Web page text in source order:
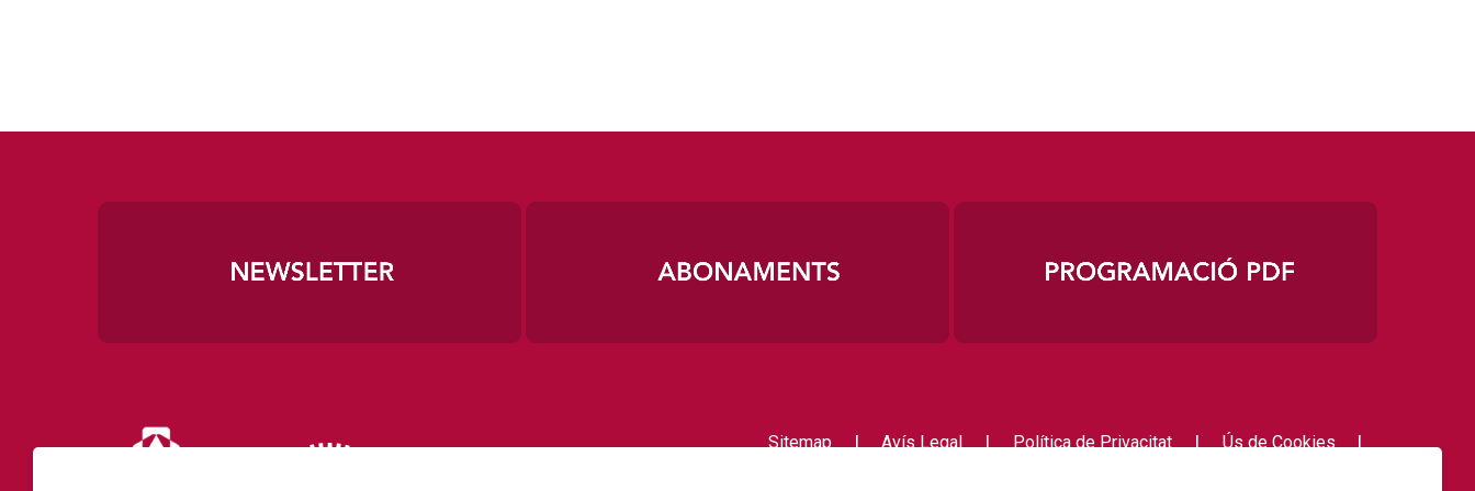
Sitemap | Avís Legal | Política de Privacitat | Ús de Cookies |